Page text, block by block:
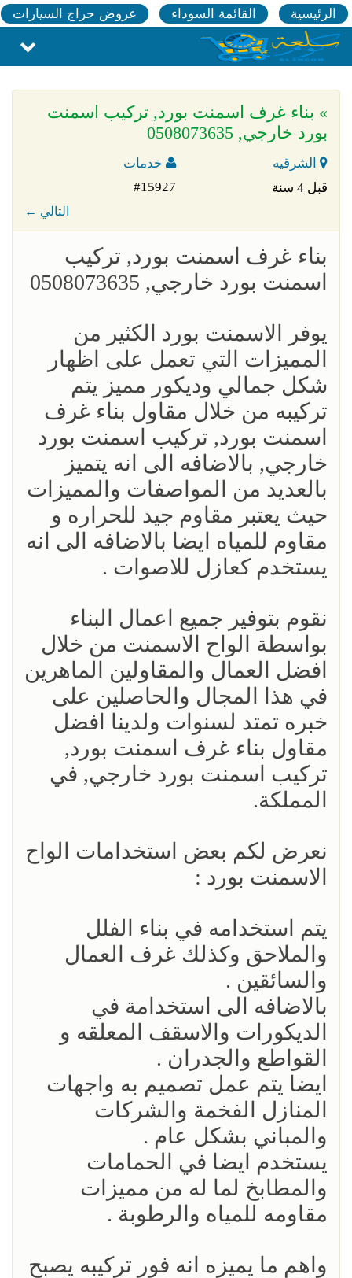
الرئيسية القائمة السوداء عروض حراج السيارات
» بناء غرف اسمنت بورد, تركيب اسمنت
بورد خارجي, 0508073635
الشرقيه
خدمات
قبل 4 سنة
#15927
← التالي
بناء غرف اسمنت بورد, تركيب
اسمنت بورد خارجي, 0508073635
يوفر الاسمنت بورد الكثير من
المميزات التي تعمل على اظهار
شكل جمالي وديكور مميز يتم
تركيبه من خلال مقاول بناء غرف
اسمنت بورد, تركيب اسمنت بورد
خارجي, بالاضافه الى انه يتميز
بالعديد من المواصفات والمميزات
حيث يعتبر مقاوم جيد للحراره و
مقاوم للمياه ايضا بالاضافه الى انه
يستخدم كعازل للاصوات .
نقوم بتوفير جميع اعمال البناء
بواسطة الواح الاسمنت من خلال
افضل العمال والمقاولين الماهرين
في هذا المجال والحاصلين على
خبره تمتد لسنوات ولدينا افضل
مقاول بناء غرف اسمنت بورد,
تركيب اسمنت بورد خارجي, في
المملكة.
نعرض لكم بعض استخدامات الواح
الاسمنت بورد :
يتم استخدامه في بناء الفلل
والملاحق وكذلك غرف العمال
والسائقين .
بالاضافه الى استخدامة في
الديكورات والاسقف المعلقه و
القواطع والجدران .
ايضا يتم عمل تصميم به واجهات
المنازل الفخمة والشركات
والمباني بشكل عام .
يستخدم ايضا في الحمامات
والمطابخ لما له من مميزات
مقاومه للمياه والرطوبة .
واهم ما يميزه انه فور تركيبه يصبح